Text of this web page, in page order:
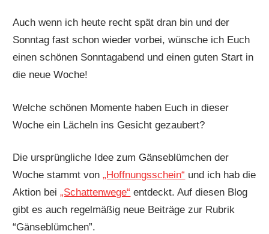
Auch wenn ich heute recht spät dran bin und der
Sonntag fast schon wieder vorbei, wünsche ich Euch
einen schönen Sonntagabend und einen guten Start in
die neue Woche!
Welche schönen Momente haben Euch in dieser
Woche ein Lächeln ins Gesicht gezaubert?
Die ursprüngliche Idee zum Gänseblümchen der
Woche stammt von„Hoffnungsschein“ und ich hab die
Aktion bei„Schattenwege“ entdeckt. Auf diesen Blog
gibt es auch regelmäßig neue Beiträge zur Rubrik
“Gänseblümchen”.